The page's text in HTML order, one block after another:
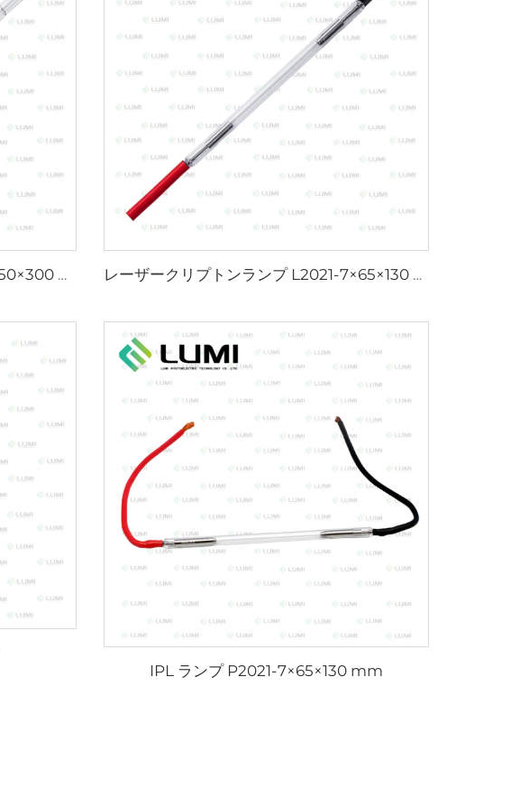
強力パルス殺菌ランプ L5590 – 9×250×300 mm レーザークリプトンランプ L2021-7×65×130 mm
IPL ランプ P2021-7×65×130 mm